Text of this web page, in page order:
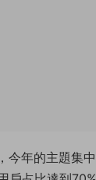
年的主題集